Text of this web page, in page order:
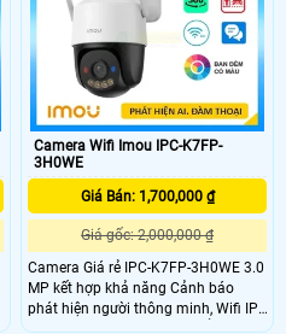
Camera Wifi Imou IPC-K7FP-
3H0WE
Giá Bán: 1,700,000 ₫
Giá gốc: 2,000,000 ₫
Camera Giá rẻ IPC-K7FP-3H0WE 3.0
MP kết hợp khả năng Cảnh báo
phát hiện người thông minh, Wifi IP,
Còi & nháy đèn khi có chuyển động,